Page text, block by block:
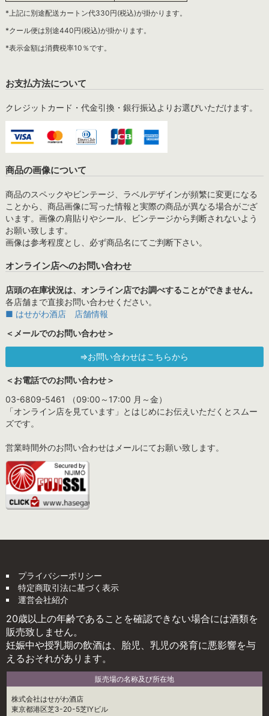
*上記に別途配送カートン代330円(税込)が掛かります。
*クール便は別途440円(税込)が掛かります。
*表示金額は消費税率10％です。
お支払方法について
クレジットカード・代金引換・銀行振込よりお選びいただけます。
商品の画像について
商品のスペックやビンテージ、ラベルデザインが頻繁に変更になる
ことから、商品画像に写った情報と実際の商品が異なる場合がござ
います。画像の肩貼りやシール、ビンテージから判断されないよう
お願い致します。
画像は参考程度とし、必ず商品名にてご判断下さい。
オンライン店へのお問い合わせ
店頭の在庫状況は、オンライン店でお調べすることができません。
各店舗まで直接お問い合わせください。
■ はせがわ酒店 店舗情報
＜メールでのお問い合わせ＞
⇒お問い合わせはこちらから
＜お電話でのお問い合わせ＞
03-6809-5461 （09:00～17:00 月～金）
「オンライン店を見ています」とはじめにお伝えいただくとスムー
ズです。
営業時間外のお問い合わせはメールにてお願い致します。
プライバシーポリシー
特定商取引法に基づく表示
運営会社紹介
20歳以上の年齢であることを確認できない場合には酒類を
販売致しません。
妊娠中や授乳期の飲酒は、胎児、乳児の発育に悪影響を与
えるおそれがあります。
販売場の名称及び所在地
株式会社はせがわ酒店
東京都港区芝3-20-5芝IYビル